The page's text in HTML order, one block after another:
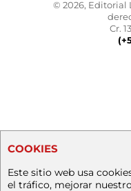
© 2026, Editorial
Cr.
COOKIES
Este sitio web usa
el tráfico, mejorar